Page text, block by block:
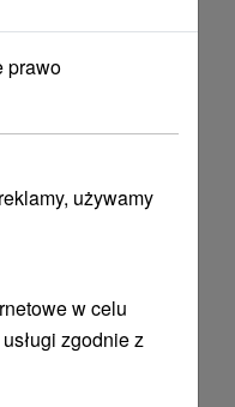
prawo
używamy
w celu
zgodnie z